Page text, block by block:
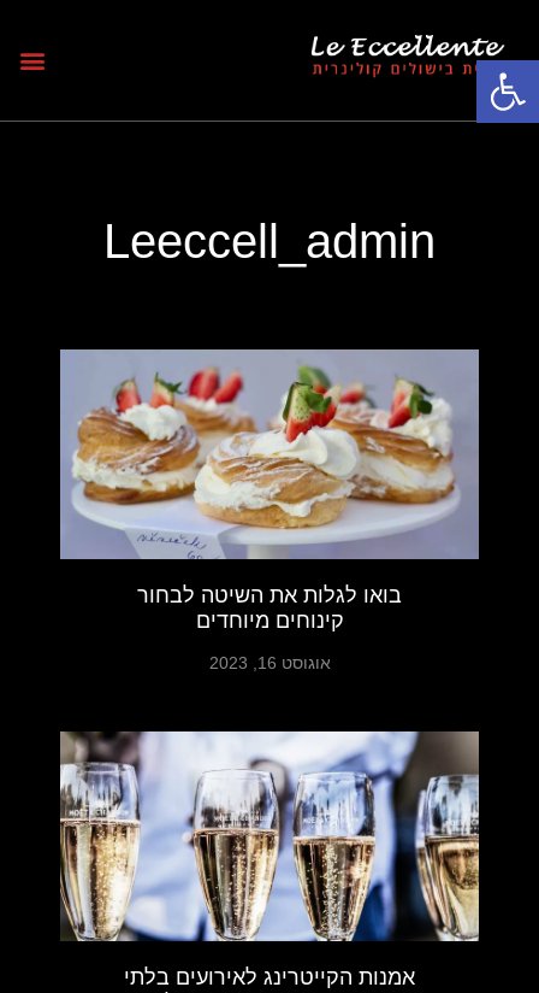
פתח סרגל נגישות
Leeccell_admin
בואו לגלות את השיטה לבחור
קינוחים מיוחדים
אוגוסט 16, 2023
אמנות הקייטרינג לאירועים בלתי